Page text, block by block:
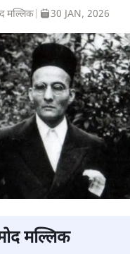
मल्लिक 30 JAN, 2026
मल्लिक